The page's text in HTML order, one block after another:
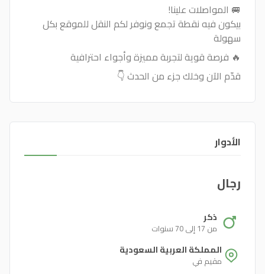
🚐 المواصلات علينا!
بيكون فيه نقطة تجمع ونوفر لكم النقل للموقع بكل
سهولة
🔥 فرصة قوية لتجربة مميزة وأجواء احترافية
قدّم الآن وخلك جزء من الحدث 👇
الأدوار
رجال
ذكر
من 17 إلى 70 سنوات
المملكة العربية السعودية
مقيم في